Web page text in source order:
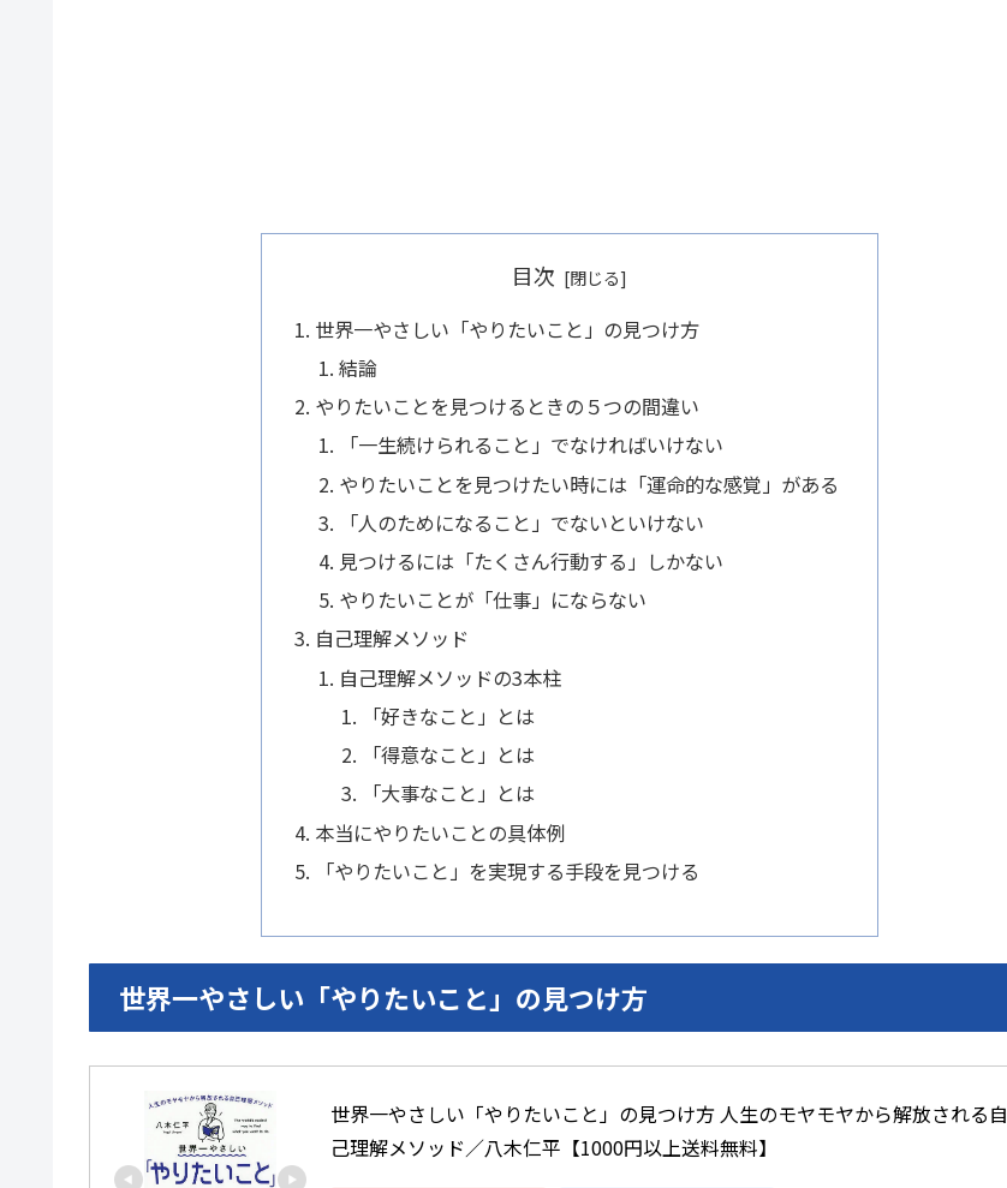
目次
世界一やさしい「やりたいこと」の見つけ方
結論
やりたいことを見つけるときの５つの間違い
「一生続けられること」でなければいけない
やりたいことを見つけたい時には「運命的な感覚」がある
「人のためになること」でないといけない
見つけるには「たくさん行動する」しかない
やりたいことが「仕事」にならない
自己理解メソッド
自己理解メソッドの3本柱
「好きなこと」とは
「得意なこと」とは
「大事なこと」とは
本当にやりたいことの具体例
「やりたいこと」を実現する手段を見つける
世界一やさしい「やりたいこと」の見つけ方
世界一やさしい「やりたいこと」の見つけ方 人生のモヤモヤから解放される自
己理解メソッド／八木仁平【1000円以上送料無料】